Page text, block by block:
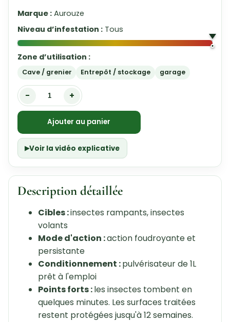
Marque :Aurouze
Niveau d’infestation :Tous
Zone d’utilisation :
Cave / grenier Entrepôt / stockage garage
- +
Ajouter au panier
Voir la vidéo explicative
Description détaillée
Cibles :insectes rampants, insectes
volants
Mode d'action :action foudroyante et
persistante
Conditionnement :pulvérisateur de 1L
prêt à l'emploi
Points forts :les insectes tombent en
quelques minutes. Les surfaces traitées
restent protégées jusqu'à 12 semaines.